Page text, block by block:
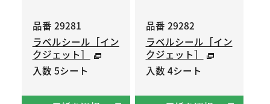
品番 29281
ラベルシール［イン
クジェット］
入数 5シート
品番 29282
ラベルシール［イン
クジェット］
入数 4シート